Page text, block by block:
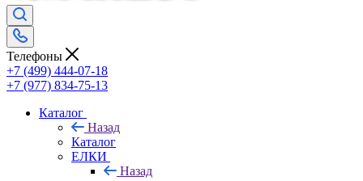
Телефоны
+7 (499) 444-07-18
+7 (977) 834-75-13
Каталог
Назад
Каталог
ЕЛКИ
Назад